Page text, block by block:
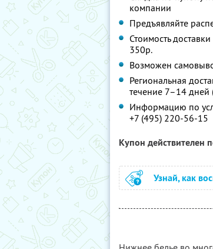
компании
Предъявляйте
Стоимость
350р.
Возможен
Региональная
течение 7–14 дней
Информацию по
+7 (495) 220-56-15
Купон действителен
Узнай, как